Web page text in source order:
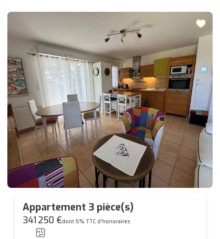
Appartement 3 pièce(s)
341 250 €dont 5% TTC d'honoraires